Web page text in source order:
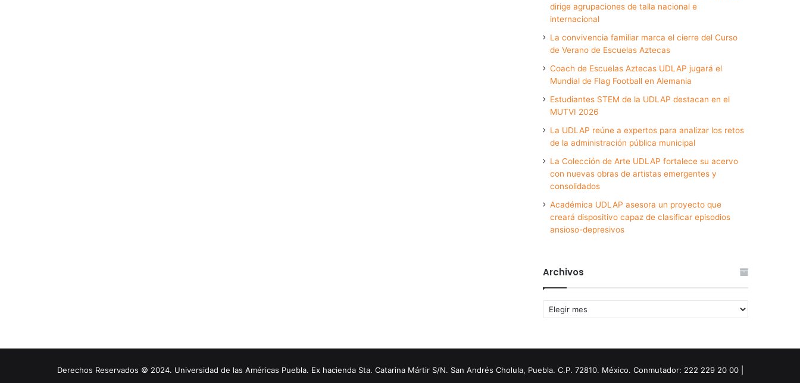
dirige agrupaciones de talla nacional e
internacional
La convivencia familiar marca el cierre del Curso
de Verano de Escuelas Aztecas
Coach de Escuelas Aztecas UDLAP jugará el
Mundial de Flag Football en Alemania
Estudiantes STEM de la UDLAP destacan en el
MUTVI 2026
La UDLAP reúne a expertos para analizar los retos
de la administración pública municipal
La Colección de Arte UDLAP fortalece su acervo
con nuevas obras de artistas emergentes y
consolidados
Académica UDLAP asesora un proyecto que
creará dispositivo capaz de clasificar episodios
ansioso-depresivos
Archivos
Archivos
Derechos Reservados © 2024. Universidad de las Américas Puebla. Ex hacienda Sta. Catarina Mártir S/N. San Andrés Cholula, Puebla. C.P. 72810. México. Conmutador: 222 229 20 00 |